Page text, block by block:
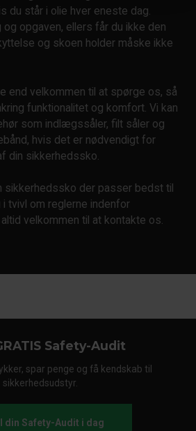
du står i olie hver eneste dag.
opgaven, ellers får du ikke den
og skoen holder måske ikke
end velkommen til at spørge os, så
funktionalitet og komfort. Vi kan
som indlægssåler, filt såler og
hvis det er nødvendigt for
din sikkerhedssko.
sikkerhedssko der passer bedst til
i tvivl om reglerne indenfor
velkommen til at kontakte os.
Safety-Audit
spar penge og få kendskab til
sikkerhedsudstyr.
din Safety-Audit i dag